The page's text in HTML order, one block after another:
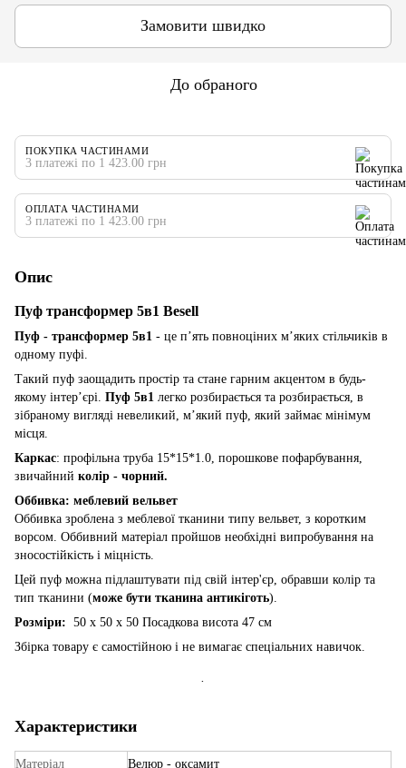
Замовити швидко
До обраного
ПОКУПКА ЧАСТИНАМИ
3 платежі по 1 423.00 грн
ОПЛАТА ЧАСТИНАМИ
3 платежі по 1 423.00 грн
Опис
Пуф трансформер 5в1 Besell
Пуф - трансформер 5в1 - це п’ять повноціних м’яких стільчиків в
одному пуфі.
Такий пуф заощадить простір та стане гарним акцентом в будь-
якому інтер’єрі. Пуф 5в1 легко розбирається та розбирається, в
зібраному вигляді невеликий, м’який пуф, який займає мінімум
місця.
Каркас: профільна труба 15*15*1.0, порошкове пофарбування,
звичайний колір - чорний.
Оббивка: меблевий вельвет
Оббивка зроблена з меблевої тканини типу вельвет, з коротким
ворсом. Оббивний матеріал пройшов необхідні випробування на
зносостійкість і міцність.
Цей пуф можна підлаштувати під свій інтер'єр, обравши колір та
тип тканини (може бути тканина антикіготь).
Розміри: 50 х 50 х 50 Посадкова висота 47 см
Збірка товару є самостійною і не вимагає спеціальних навичок.
Характеристики
Матеріал
Велюр - оксамит